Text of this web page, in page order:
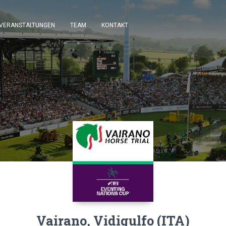
TEAM KONTAKT
Vairano, Vidigulfo (ITA)